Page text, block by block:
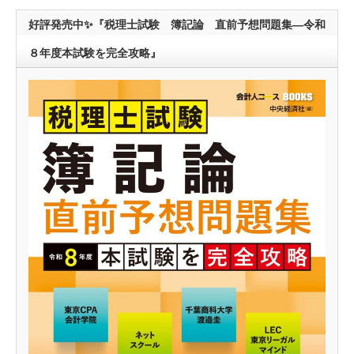
好評発売中✨『税理士試験 簿記論 直前予想問題集―令和
８年度本試験を完全攻略』